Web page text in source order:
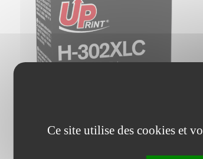
Ce site utilise des cookies et